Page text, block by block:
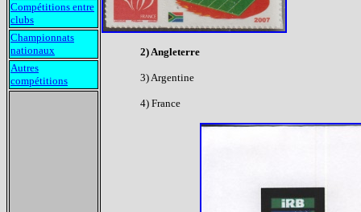
2) Angleterre
3) Argentine
4) France
Compétitions entre
clubs
Championnats
nationaux
Autres
compétitions